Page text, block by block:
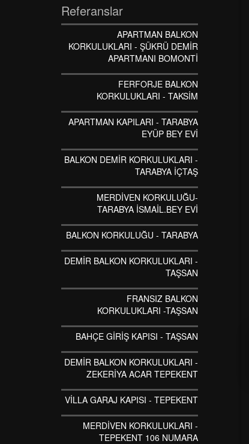
Referanslar
APARTMAN BALKON
KORKULUKLARI - ŞÜKRÜ DEMİR
APARTMANI BOMONTİ
FERFORJE BALKON
KORKULUKLARI - TAKSİM
APARTMAN KAPILARI - TARABYA
EYÜP BEY EVİ
BALKON DEMİR KORKULUKLARI -
TARABYA İÇTAŞ
MERDİVEN KORKULUĞU-
TARABYA İSMAİL.BEY EVİ
BALKON KORKULUĞU - TARABYA
DEMİR BALKON KORKULUKLARI -
TAŞSAN
FRANSIZ BALKON
KORKULUKLARI -TAŞSAN
BAHÇE GİRİŞ KAPISI - TAŞSAN
DEMİR BALKON KORKULUKLARI -
ZEKERİYA ACAR TEPEKENT
VİLLA GARAJ KAPISI - TEPEKENT
MERDİVEN KORKULUKLARI -
TEPEKENT 106 NUMARA